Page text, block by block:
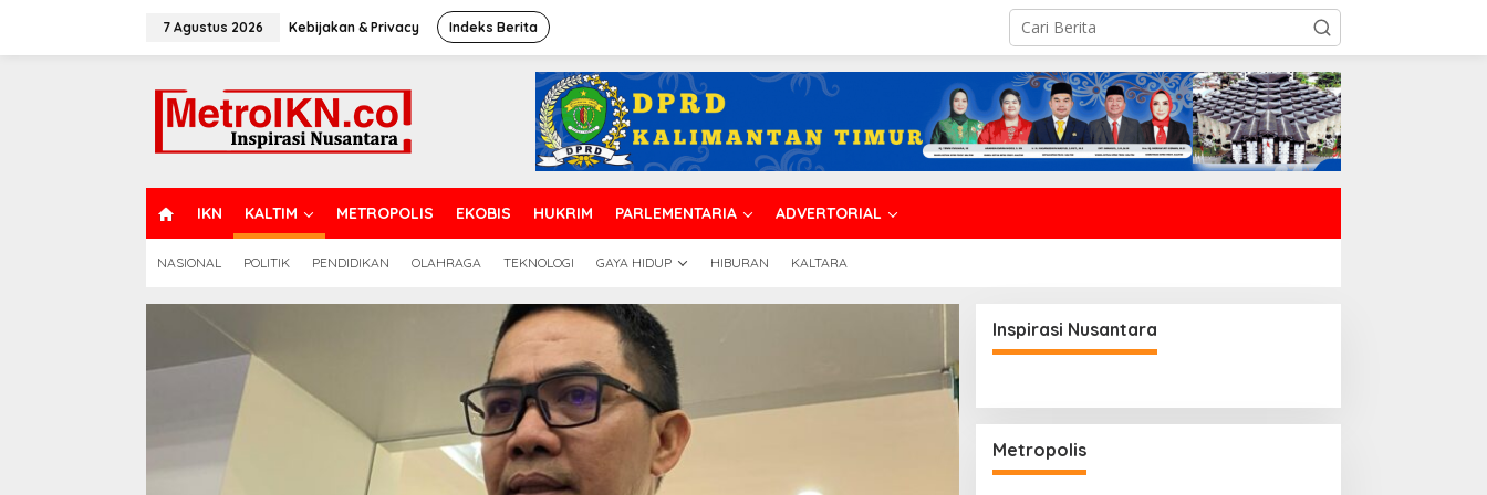
7 Agustus 2026 Kebijakan & Privacy Indeks Berita
O
M
IKN KALTIM METROPOLIS EKOBIS HUKRIM PARLEMENTARIA ADVERTORIAL
NASIONAL POLITIK PENDIDIKAN OLAHRAGA TEKNOLOGI GAYA HIDUP HIBURAN KALTARA
Samarinda
Rudy Mas’ud Siapkan Jalan
Inspirasi Nusantara
Metropolis